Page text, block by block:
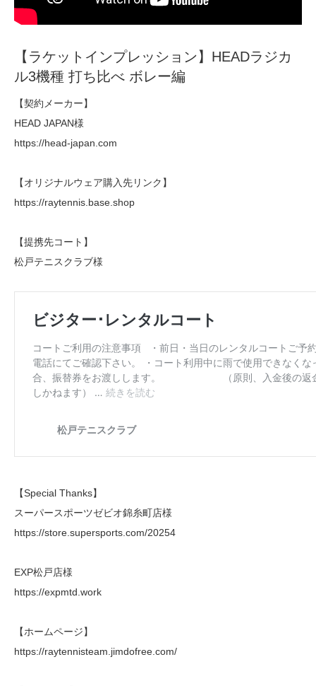
【ラケットインプレッション】HEADラジカ
ル3機種 打ち比べ ボレー編
【契約メーカー】
HEAD JAPAN様
https://head-japan.com
【オリジナルウェア購入先リンク】
https://raytennis.base.shop
【提携先コート】
松戸テニスクラブ様
【Special Thanks】
スーパースポーツゼビオ錦糸町店様
https://store.supersports.com/20254
EXP松戸店様
https://expmtd.work
【ホームページ】
https://raytennisteam.jimdofree.com/